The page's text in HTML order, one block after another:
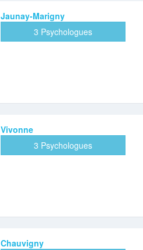
Jaunay-Marigny
3 Psychologues
Vivonne
3 Psychologues
Chauvigny